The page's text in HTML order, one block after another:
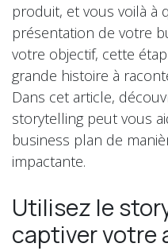
produit, et vous voilà à
présentation de votre
votre objectif, cette
grande histoire à
Dans cet article,
storytelling peut vous
business plan de
impactante.
Utilisez le
captiver votre